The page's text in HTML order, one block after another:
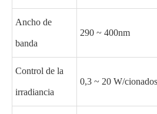
Ancho de
banda
290 ~ 400nm
Control de la
irradiancia
0,3 ~ 20 W/cionados